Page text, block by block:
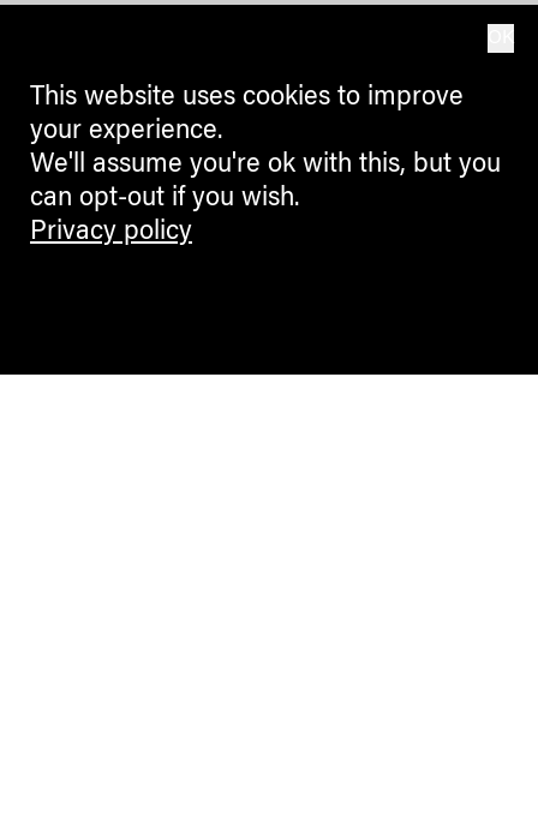
This website uses cookies to improve
your experience.
We'll assume you're ok with this, but you
can opt-out if you wish.
Privacy policy